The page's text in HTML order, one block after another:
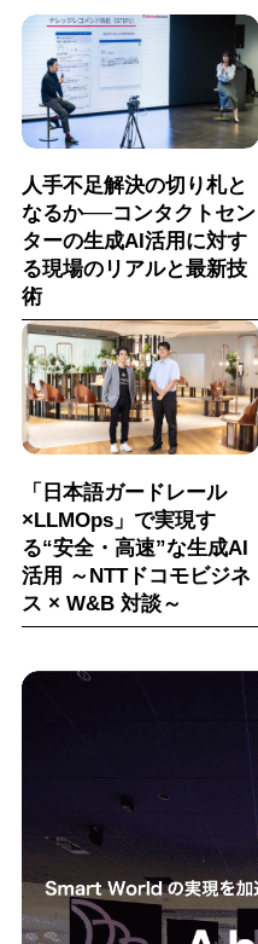
人手不足解決の切り札と
なるか──コンタクトセン
ターの生成AI活用に対す
る現場のリアルと最新技
術
「日本語ガードレール
×LLMOps」で実現す
る“安全・高速”な生成AI
活用 ～NTTドコモビジネ
ス × W&B 対談～